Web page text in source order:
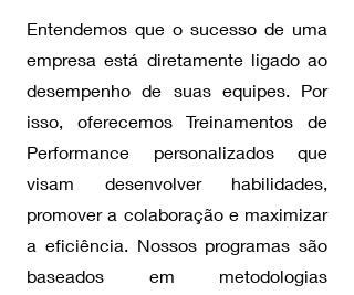
Entendemos que o sucesso de uma
empresa está diretamente ligado ao
desempenho de suas equipes. Por
isso, oferecemos Treinamentos de
Performance personalizados que
visam desenvolver habilidades,
promover a colaboração e maximizar
a eficiência. Nossos programas são
baseados em metodologias